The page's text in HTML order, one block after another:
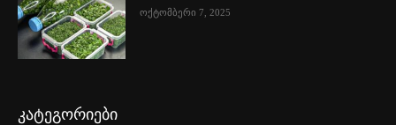
ოქტომბერი 7, 2025
კატეგორიები